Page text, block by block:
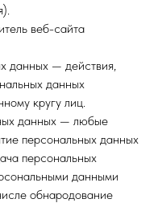
веб-сайта
данных — действия,
данных
кругу лиц.
данных — любые
персональных данных
персональных
данными
обнародование